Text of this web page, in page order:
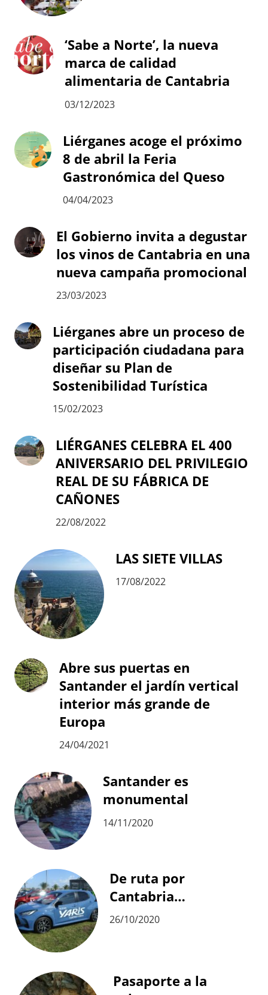
‘Sabe a Norte’, la nueva
marca de calidad
alimentaria de Cantabria
03/12/2023
Liérganes acoge el próximo
8 de abril la Feria
Gastronómica del Queso
04/04/2023
El Gobierno invita a degustar
los vinos de Cantabria en una
nueva campaña promocional
23/03/2023
Liérganes abre un proceso de
participación ciudadana para
diseñar su Plan de
Sostenibilidad Turística
15/02/2023
LIÉRGANES CELEBRA EL 400
ANIVERSARIO DEL PRIVILEGIO
REAL DE SU FÁBRICA DE
CAÑONES
22/08/2022
LAS SIETE VILLAS
17/08/2022
Abre sus puertas en
Santander el jardín vertical
interior más grande de
Europa
24/04/2021
Santander es
monumental
14/11/2020
De ruta por
Cantabria…
26/10/2020
Pasaporte a la